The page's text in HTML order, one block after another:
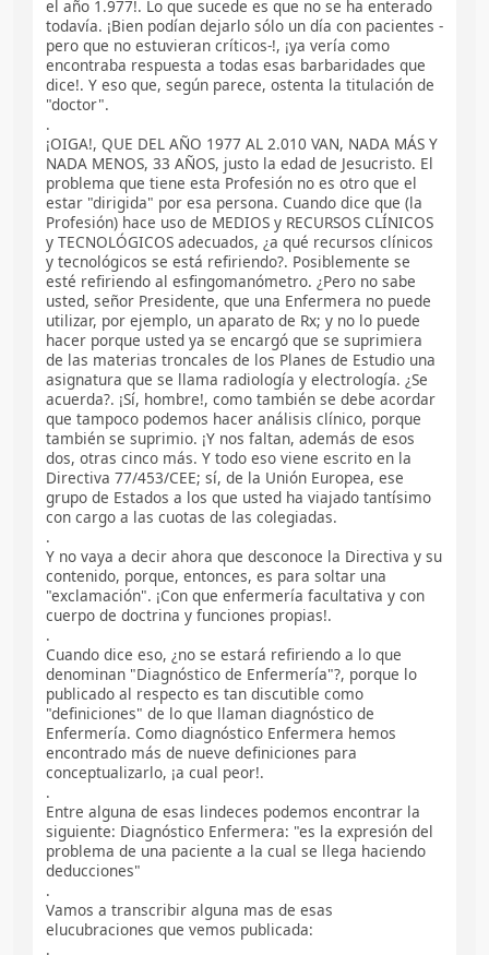
el año 1.977!. Lo que sucede es que no se ha enterado
todavía. ¡Bien podían dejarlo sólo un día con pacientes -
pero que no estuvieran críticos-!, ¡ya vería como
encontraba respuesta a todas esas barbaridades que
dice!. Y eso que, según parece, ostenta la titulación de
"doctor".
.
¡OIGA!, QUE DEL AÑO 1977 AL 2.010 VAN, NADA MÁS Y
NADA MENOS, 33 AÑOS, justo la edad de Jesucristo. El
problema que tiene esta Profesión no es otro que el
estar "dirigida" por esa persona. Cuando dice que (la
Profesión) hace uso de MEDIOS y RECURSOS CLÍNICOS
y TECNOLÓGICOS adecuados, ¿a qué recursos clínicos
y tecnológicos se está refiriendo?. Posiblemente se
esté refiriendo al esfingomanómetro. ¿Pero no sabe
usted, señor Presidente, que una Enfermera no puede
utilizar, por ejemplo, un aparato de Rx; y no lo puede
hacer porque usted ya se encargó que se suprimiera
de las materias troncales de los Planes de Estudio una
asignatura que se llama radiología y electrología. ¿Se
acuerda?. ¡Sí, hombre!, como también se debe acordar
que tampoco podemos hacer análisis clínico, porque
también se suprimio. ¡Y nos faltan, además de esos
dos, otras cinco más. Y todo eso viene escrito en la
Directiva 77/453/CEE; sí, de la Unión Europea, ese
grupo de Estados a los que usted ha viajado tantísimo
con cargo a las cuotas de las colegiadas.
.
Y no vaya a decir ahora que desconoce la Directiva y su
contenido, porque, entonces, es para soltar una
"exclamación". ¡Con que enfermería facultativa y con
cuerpo de doctrina y funciones propias!.
.
Cuando dice eso, ¿no se estará refiriendo a lo que
denominan "Diagnóstico de Enfermería"?, porque lo
publicado al respecto es tan discutible como
"definiciones" de lo que llaman diagnóstico de
Enfermería. Como diagnóstico Enfermera hemos
encontrado más de nueve definiciones para
conceptualizarlo, ¡a cual peor!.
.
Entre alguna de esas lindeces podemos encontrar la
siguiente: Diagnóstico Enfermera: "es la expresión del
problema de una paciente a la cual se llega haciendo
deducciones"
.
Vamos a transcribir alguna mas de esas
elucubraciones que vemos publicada:
.